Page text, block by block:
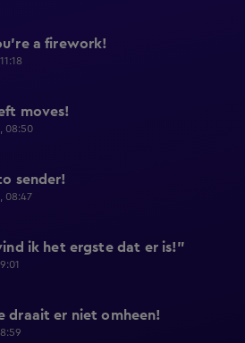
a firework!
moves!
08:50
sender!
08:47
ik het ergste dat er is!"
draait er niet omheen!